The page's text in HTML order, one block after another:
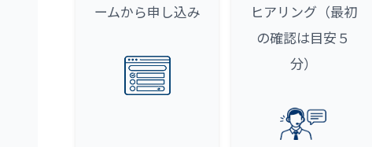
ームから申し込み
ヒアリング（最初
の確認は目安５
分）